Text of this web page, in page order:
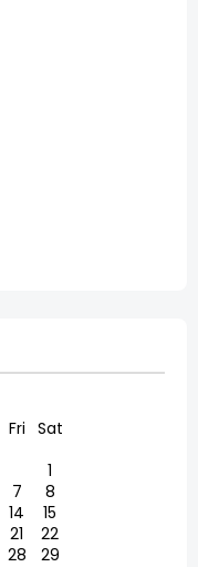
Fri Sat
1
7
8
14
15
21
22
28
29